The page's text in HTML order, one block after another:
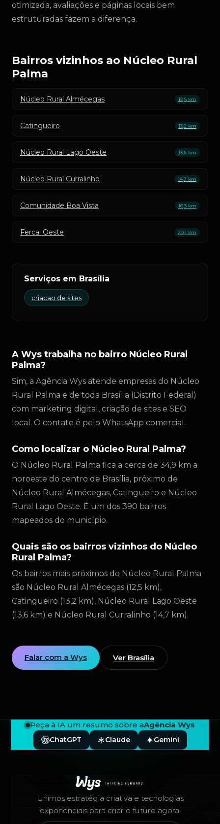
otimizada, avaliações e páginas locais bem
estruturadas fazem a diferença.
Bairros vizinhos ao Núcleo Rural
Palma
Núcleo Rural Almécegas 12,5 km
Catingueiro 13,2 km
Núcleo Rural Lago Oeste 13,6 km
Núcleo Rural Curralinho 14,7 km
Comunidade Boa Vista 16,3 km
Fercal Oeste 20,1 km
Serviços em Brasília
criacao de sites
A Wys trabalha no bairro Núcleo Rural
Palma?
Sim, a Agência Wys atende empresas do Núcleo
Rural Palma e de toda Brasília (Distrito Federal)
com marketing digital, criação de sites e SEO
local. O contato é pelo WhatsApp comercial.
Como localizar o Núcleo Rural Palma?
O Núcleo Rural Palma fica a cerca de 34,9 km a
noroeste do centro de Brasília, próximo de
Núcleo Rural Almécegas, Catingueiro e Núcleo
Rural Lago Oeste. É um dos 390 bairros
mapeados do município.
Quais são os bairros vizinhos do Núcleo
Rural Palma?
Os bairros mais próximos do Núcleo Rural Palma
são Núcleo Rural Almécegas (12,5 km),
Catingueiro (13,2 km), Núcleo Rural Lago Oeste
(13,6 km) e Núcleo Rural Curralinho (14,7 km).
Falar com a Wys Ver Brasília
Peça à IA um resumo sobre aAgência Wys
ChatGPT Claude Gemini
Unimos estratégia criativa e tecnologias
exponenciais para criar o futuro agora.